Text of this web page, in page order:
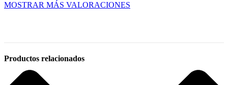
MOSTRAR MÁS VALORACIONES
Productos relacionados